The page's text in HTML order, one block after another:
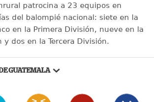
patrocina a 23 equipos en
del balompié nacional: siete en la
en la Primera División, nueve en la
y dos en la Tercera División.
GUATEMALA